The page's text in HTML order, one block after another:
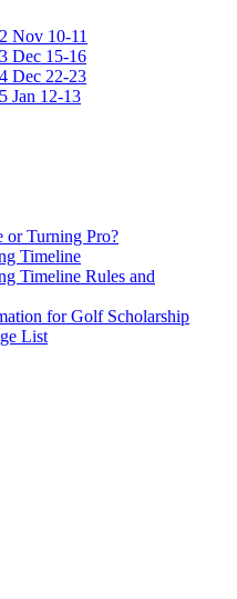
Nov 10-11
Dec 15-16
Dec 22-23
Jan 12-13
or Turning Pro?
Timeline
Timeline Rules and
for Golf Scholarship
List